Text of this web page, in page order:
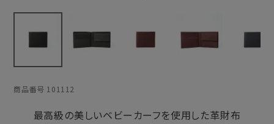
商品番号 101112
最高級の美しいベビーカーフを使用した革財布